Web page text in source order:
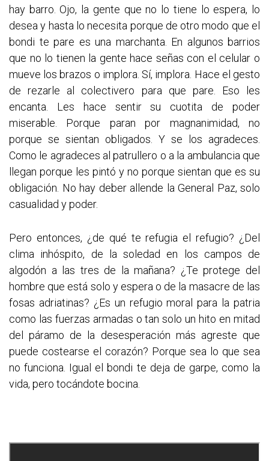
hay barro. Ojo, la gente que no lo tiene lo espera, lo
desea y hasta lo necesita porque de otro modo que el
bondi te pare es una marchanta. En algunos barrios
que no lo tienen la gente hace señas con el celular o
mueve los brazos o implora. Sí, implora. Hace el gesto
de rezarle al colectivero para que pare. Eso les
encanta. Les hace sentir su cuotita de poder
miserable. Porque paran por magnanimidad, no
porque se sientan obligados. Y se los agradeces.
Como le agradeces al patrullero o a la ambulancia que
llegan porque les pintó y no porque sientan que es su
obligación. No hay deber allende la General Paz, solo
casualidad y poder.
Pero entonces, ¿de qué te refugia el refugio? ¿Del
clima inhóspito, de la soledad en los campos de
algodón a las tres de la mañana? ¿Te protege del
hombre que está solo y espera o de la masacre de las
fosas adriatinas? ¿Es un refugio moral para la patria
como las fuerzas armadas o tan solo un hito en mitad
del páramo de la desesperación más agreste que
puede costearse el corazón? Porque sea lo que sea
no funciona. Igual el bondi te deja de garpe, como la
vida, pero tocándote bocina.